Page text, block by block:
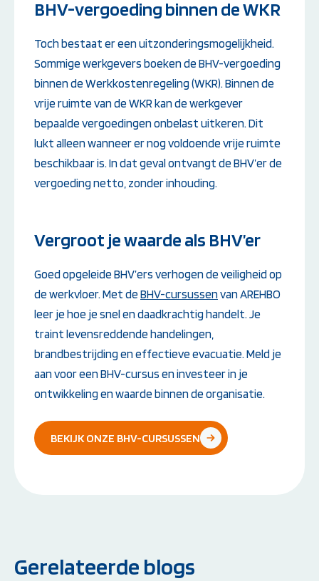
BHV-vergoeding binnen de WKR
Toch bestaat er een uitzonderingsmogelijkheid.
Sommige werkgevers boeken de BHV-vergoeding
binnen de Werkkostenregeling (WKR). Binnen de
vrije ruimte van de WKR kan de werkgever
bepaalde vergoedingen onbelast uitkeren. Dit
lukt alleen wanneer er nog voldoende vrije ruimte
beschikbaar is. In dat geval ontvangt de BHV’er de
vergoeding netto, zonder inhouding.
Vergroot je waarde als BHV’er
Goed opgeleide BHV’ers verhogen de veiligheid op
de werkvloer. Met de BHV-cursussenvan AREHBO
leer je hoe je snel en daadkrachtig handelt. Je
traint levensreddende handelingen,
brandbestrijding en effectieve evacuatie. Meld je
aan voor een BHV-cursus en investeer in je
ontwikkeling en waarde binnen de organisatie.
BEKIJK ONZE BHV-CURSUSSEN
Gerelateerde blogs